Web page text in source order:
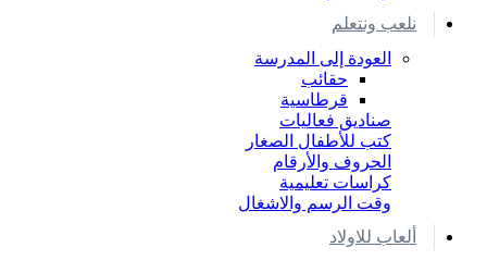
نلعب ونتعلم
العودة إلى المدرسة
حقائب
قرطاسية
صناديق فعاليات
كتب للأطفال الصغار
الحروف والأرقام
كراسات تعليمية
وقت الرسم والاشغال
ألعاب للاولاد